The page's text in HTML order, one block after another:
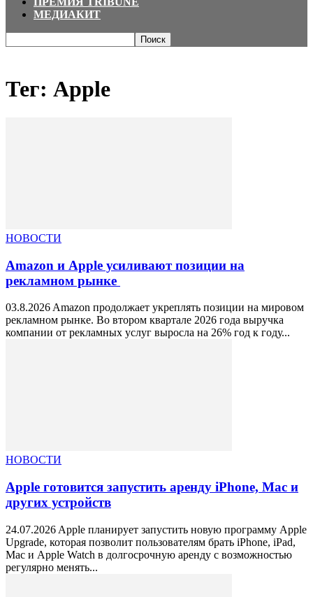
МЕДИАКИТ
Тег: Apple
НОВОСТИ
Amazon и Apple усиливают позиции на
рекламном рынке
03.8.2026 Amazon продолжает укреплять позиции на мировом
рекламном рынке. Во втором квартале 2026 года выручка
компании от рекламных услуг выросла на 26% год к году...
НОВОСТИ
Apple готовится запустить аренду iPhone, Mac и
других устройств
24.07.2026 Apple планирует запустить новую программу Apple
Upgrade, которая позволит пользователям брать iPhone, iPad,
Mac и Apple Watch в долгосрочную аренду с возможностью
регулярно менять...